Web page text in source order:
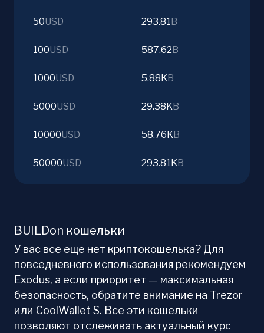
50USD 293.81 B
100USD 587.62 B
1000USD 5.88KB
5000USD 29.38KB
10000USD 58.76KB
50000USD 293.81KB
BUILDon кошельки
У вас все еще нет криптокошелька? Для
повседневного использования рекомендуем
Exodus, а если приоритет — максимальная
безопасность, обратите внимание на Trezor
или CoolWallet S. Все эти кошельки
позволяют отслеживать актуальный курс